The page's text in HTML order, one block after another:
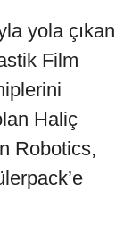
yola çıkan
Film
Haliç
Robotics,